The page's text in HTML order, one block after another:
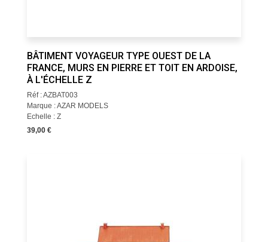
BÂTIMENT VOYAGEUR TYPE OUEST DE LA
FRANCE, MURS EN PIERRE ET TOIT EN ARDOISE,
À L'ÉCHELLE Z
Réf : AZBAT003
Marque : AZAR MODELS
Echelle : Z
39,00 €